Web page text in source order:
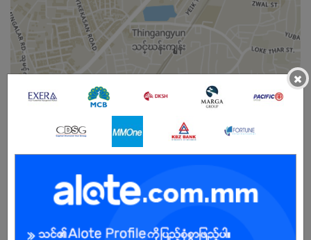
အခွင့်အရေးရှိသူ : မ
ကျွန်ုပ်တို့ကုမ္ပဏီအကြောင်း
Vision
×